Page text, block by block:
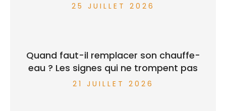
25 JUILLET 2026
Quand faut-il remplacer son chauffe-
eau ? Les signes qui ne trompent pas
21 JUILLET 2026